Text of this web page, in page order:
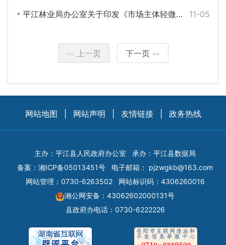
11-05
平江林业局办公室关于印发《市场主体轻微违法行为不予林业行政处罚清单》《市场主体一般违法行为从轻减轻林业行政处罚清单》的通知
<< 上一页 下一页 >>
网站地图 网站声明 友情链接 政务热线
主办：平江县人民政府办公室
承办：平江县数据局
备案： 湘ICP备05013451号 电子邮箱： pjzwgkb@163.com
网站管理：0730-6263502
网站标识码：4306260016
湘公网安备：43062602000131号
县政府办电话：0730-6222226